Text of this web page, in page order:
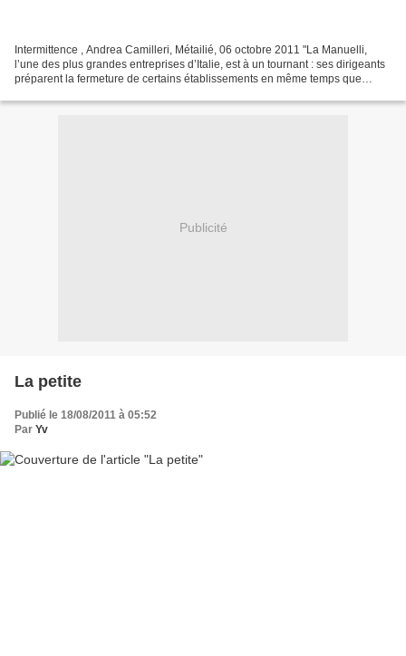
Intermittence , Andrea Camilleri, Métailié, 06 octobre 2011 "La Manuelli,
l’une des plus grandes entreprises d’Italie, est à un tournant : ses dirigeants
préparent la fermeture de certains établissements en même temps que
Publicité
La petite
Publié le 18/08/2011 à 05:52
Par Yv